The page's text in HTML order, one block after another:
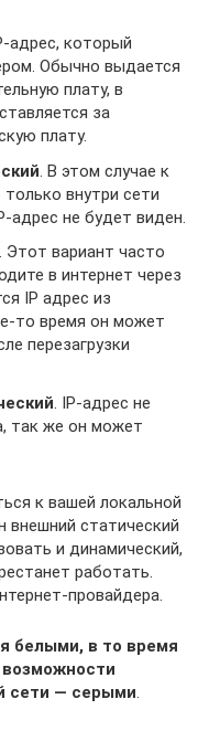
адрес, который
Обычно выдается
плату, в
за
плату.
. В этом случае к
внутри сети
адрес не будет виден.
. Этот вариант часто
в интернет через
IP адрес из
то время он может
перезагрузки
. IP-адрес не
так же он может
к вашей локальной
внешний статический
и динамический,
работать.
провайдера.
белыми, в то время
возможности
сети — серыми.